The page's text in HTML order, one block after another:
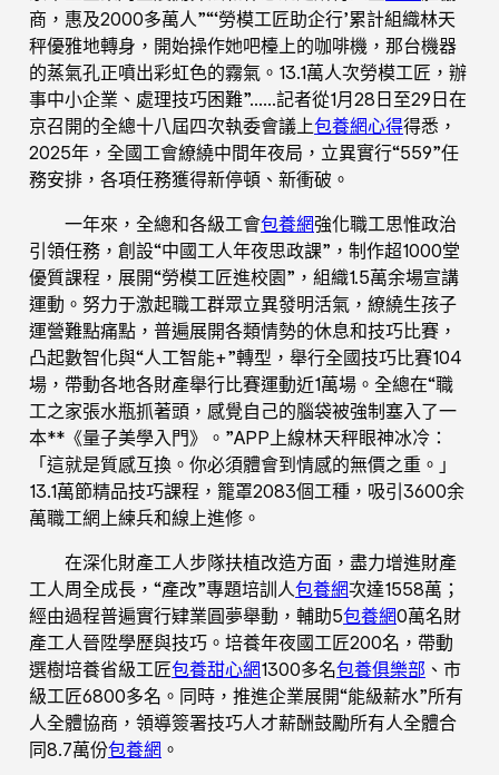
商，惠及2000多萬人”“‘勞模工匠助企行’累計組織林天
秤優雅地轉身，開始操作她吧檯上的咖啡機，那台機器
的蒸氣孔正噴出彩虹色的霧氣。13.1萬人次勞模工匠，辦
事中小企業、處理技巧困難”……記者從1月28日至29日在
京召開的全總十八屆四次執委會議上包養網心得得悉，
2025年，全國工會繚繞中間年夜局，立異實行“559”任
務安排，各項任務獲得新停頓、新衝破。
一年來，全總和各級工會包養網強化職工思惟政治
引領任務，創設“中國工人年夜思政課”，制作超1000堂
優質課程，展開“勞模工匠進校園”，組織1.5萬余場宣講
運動。努力于激起職工群眾立異發明活氣，繚繞生孩子
運營難點痛點，普遍展開各類情勢的休息和技巧比賽，
凸起數智化與“人工智能+”轉型，舉行全國技巧比賽104
場，帶動各地各財產舉行比賽運動近1萬場。全總在“職
工之家張水瓶抓著頭，感覺自己的腦袋被強制塞入了一
本**《量子美學入門》。”APP上線林天秤眼神冰冷：
「這就是質感互換。你必須體會到情感的無價之重。」
13.1萬節精品技巧課程，籠罩2083個工種，吸引3600余
萬職工網上練兵和線上進修。
在深化財產工人步隊扶植改造方面，盡力增進財產
工人周全成長，“產改”專題培訓人包養網次達1558萬；
經由過程普遍實行肄業圓夢舉動，輔助5包養網0萬名財
產工人晉陞學歷與技巧。培養年夜國工匠200名，帶動
選樹培養省級工匠包養甜心網1300多名包養俱樂部 、市
級工匠6800多名。同時，推進企業展開“能級薪水”所有
人全體協商，領導簽署技巧人才薪酬鼓勵所有人全體合
同8.7萬份包養網 。